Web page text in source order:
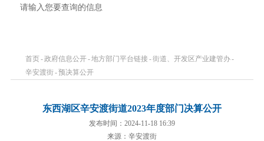
首页-政府信息公开-地方部门平台链接-街道、开发区产业建管办-
辛安渡街-预决算公开
东西湖区辛安渡街道2023年度部门决算公开
发布时间：2024-11-18 16:39
来源：辛安渡街